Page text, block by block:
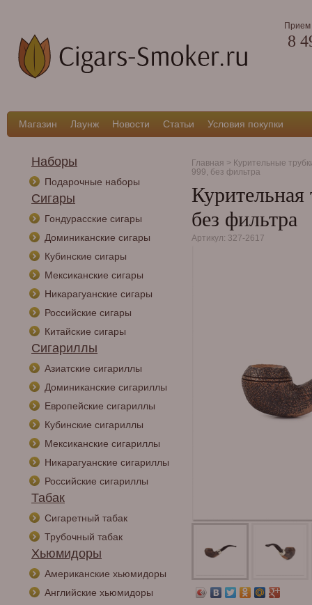
Прием
8
Магазин Лаунж Новости Статьи Условия покупки
Наборы
Подарочные наборы
Сигары
Гондурасские сигары
Доминиканские сигары
Кубинские сигары
Мексиканские сигары
Никарагуанские сигары
Российские сигары
Китайские сигары
Сигариллы
Азиатские сигариллы
Доминиканские сигариллы
Европейские сигариллы
Кубинские сигариллы
Мексиканские сигариллы
Никарагуанские сигариллы
Российские сигариллы
Табак
Сигаретный табак
Трубочный табак
Хьюмидоры
Американские хьюмидоры
Английские хьюмидоры
Главная > Курительные
999, без фильтра
без фильтра
Артикул: 327-2617